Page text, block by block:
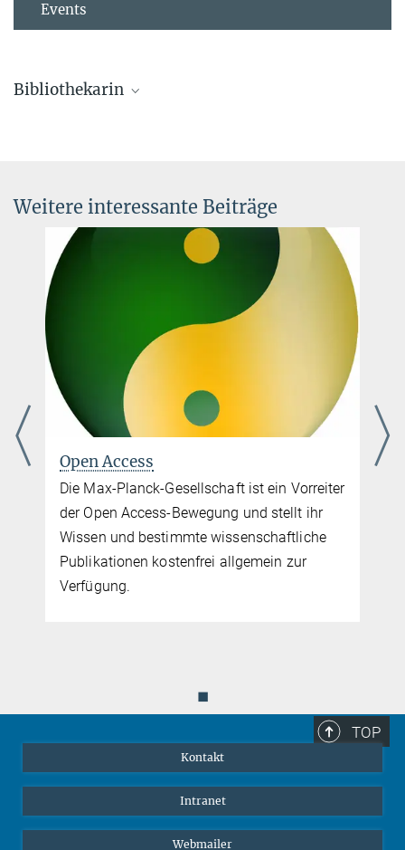
Events
Bibliothekarin
Weitere interessante Beiträge
Open Access
Die Max-Planck-Gesellschaft ist ein Vorreiter
der Open Access-Bewegung und stellt ihr
Wissen und bestimmte wissenschaftliche
Publikationen kostenfrei allgemein zur
Verfügung.
◼
TOP
Kontakt
Intranet
Webmailer